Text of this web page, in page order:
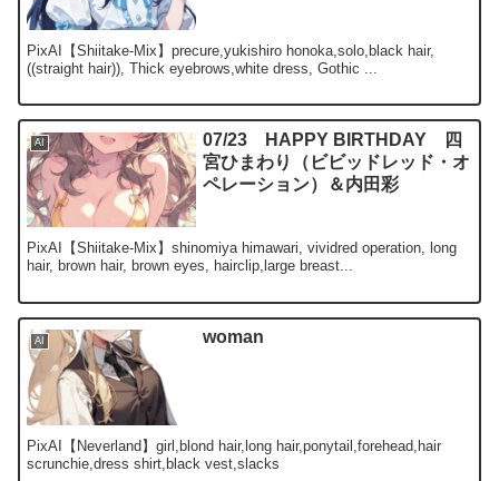
PixAI【Shiitake-Mix】precure,yukishiro honoka,solo,black hair,
((straight hair)), Thick eyebrows,white dress, Gothic ...
AI
07/23 HAPPY BIRTHDAY 四
宮ひまわり（ビビッドレッド・オ
ペレーション）＆内田彩
PixAI【Shiitake-Mix】shinomiya himawari, vividred operation, long
hair, brown hair, brown eyes, hairclip,large breast...
AI woman
PixAI【Neverland】girl,blond hair,long hair,ponytail,forehead,hair
scrunchie,dress shirt,black vest,slacks